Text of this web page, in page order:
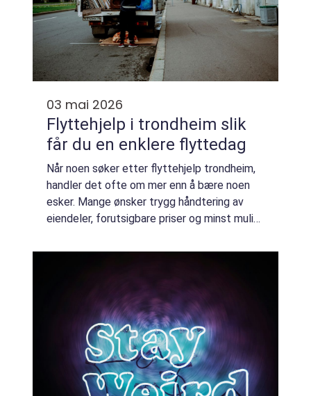
03 mai 2026
Flyttehjelp i trondheim slik
får du en enklere flyttedag
Når noen søker etter flyttehjelp trondheim,
handler det ofte om mer enn å bære noen
esker. Mange ønsker trygg håndtering av
eiendeler, forutsigbare priser og minst mulig
En godt planlagt flytting, med prof...